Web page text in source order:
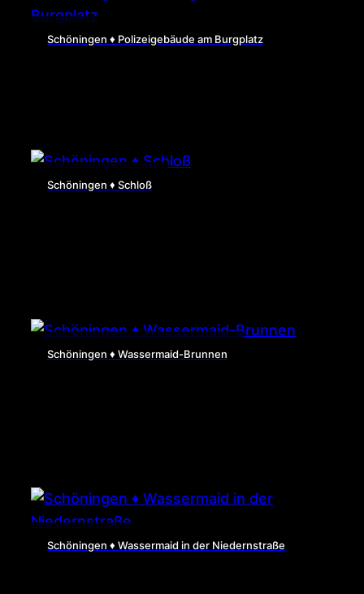
Schöningen ♦ Polizeigebäude am Burgplatz
Schöningen ♦ Schloß
Schöningen ♦ Wassermaid-Brunnen
Schöningen ♦ Wassermaid in der Niedernstraße